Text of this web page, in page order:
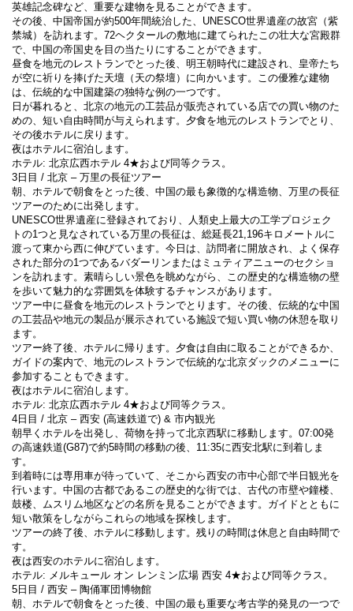
英雄記念碑など、重要な建物を見ることができます。
その後、中国帝国が約500年間統治した、UNESCO世界遺産の故宮（紫
禁城）を訪れます。72ヘクタールの敷地に建てられたこの壮大な宮殿群
で、中国の帝国史を目の当たりにすることができます。
昼食を地元のレストランでとった後、明王朝時代に建設され、皇帝たち
が空に祈りを捧げた天壇（天の祭壇）に向かいます。この優雅な建物
は、伝統的な中国建築の独特な例の一つです。
日が暮れると、北京の地元の工芸品が販売されている店での買い物のた
めの、短い自由時間が与えられます。夕食を地元のレストランでとり、
その後ホテルに戻ります。
夜はホテルに宿泊します。
ホテル: 北京広西ホテル 4★および同等クラス。
3日目 / 北京 – 万里の長征ツアー
朝、ホテルで朝食をとった後、中国の最も象徴的な構造物、万里の長征
ツアーのために出発します。
UNESCO世界遺産に登録されており、人類史上最大の工学プロジェク
トの1つと見なされている万里の長征は、総延長21,196キロメートルに
渡って東から西に伸びています。今日は、訪問者に開放され、よく保存
された部分の1つであるバダーリンまたはミュティアニューのセクショ
ンを訪れます。素晴らしい景色を眺めながら、この歴史的な構造物の壁
を歩いて魅力的な雰囲気を体験するチャンスがあります。
ツアー中に昼食を地元のレストランでとります。その後、伝統的な中国
の工芸品や地元の製品が展示されている施設で短い買い物の休憩を取り
ます。
ツアー終了後、ホテルに帰ります。夕食は自由に取ることができるか、
ガイドの案内で、地元のレストランで伝統的な北京ダックのメニューに
参加することもできます。
夜はホテルに宿泊します。
ホテル: 北京広西ホテル 4★および同等クラス。
4日目 / 北京 – 西安 (高速鉄道で) & 市内観光
朝早くホテルを出発し、荷物を持って北京西駅に移動します。07:00発
の高速鉄道(G87)で約5時間の移動の後、11:35に西安北駅に到着しま
す。
到着時には専用車が待っていて、そこから西安の市中心部で半日観光を
行います。中国の古都であるこの歴史的な街では、古代の市壁や鐘楼、
鼓楼、ムスリム地区などの名所を見ることができます。ガイドとともに
短い散策をしながらこれらの地域を探検します。
ツアーの終了後、ホテルに移動します。残りの時間は休息と自由時間で
す。
夜は西安のホテルに宿泊します。
ホテル: メルキュール オン レンミン広場 西安 4★および同等クラス。
5日目 / 西安 – 陶俑軍団博物館
朝、ホテルで朝食をとった後、中国の最も重要な考古学的発見の一つで